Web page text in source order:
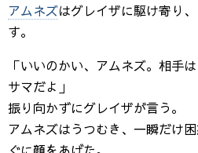
アムネズはグレイザに駆け寄り
す。
「いいのかい、アムネズ。相手
サマだよ」
振り向かずにグレイザが言う。
アムネズはうつむき、一瞬だけ